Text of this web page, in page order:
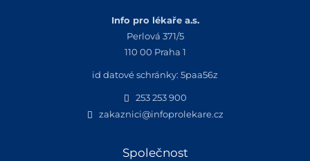
Info pro lékaře a.s.
Perlová 371/5
110 00 Praha 1
id datové schránky: 5paa56z
253 253 900
zakaznici@infoprolekare.cz
Společnost